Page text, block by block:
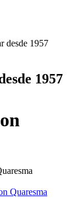
desde 1957
1957
Quaresma